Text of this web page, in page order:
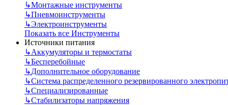
↳Монтажные инструменты
↳Пневмоинструменты
↳Электроинструменты
Показать все Инструменты
Источники питания
↳Аккумуляторы и термостаты
↳Бесперебойные
↳Дополнительное оборудование
↳Система распределенного резервированного
↳Специализированные
↳Стабилизаторы напряжения